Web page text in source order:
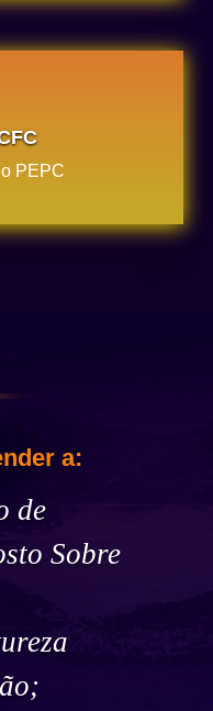
PEPC
a:
de
Sobre